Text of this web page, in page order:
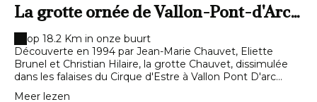
La grotte ornée de Vallon-Pont-d'Arc
(dite Grotte Chauvet)
op 18.2 Km in onze buurt
Découverte en 1994 par Jean-Marie Chauvet, Eliette
Brunel et Christian Hilaire, la grotte Chauvet, dissimulée
dans les falaises du Cirque d'Estre à Vallon Pont D'arc
(Ardèche) est une des plus vieilles grotte paléolithique
Meer lezen